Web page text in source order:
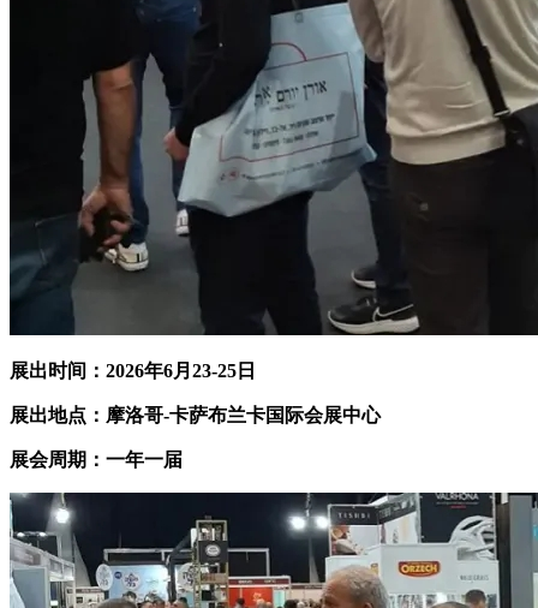
展出时间：2026年6月23-25 日
展出地点：摩洛哥-卡萨布兰卡国际会展中心
展会周期：一年一届